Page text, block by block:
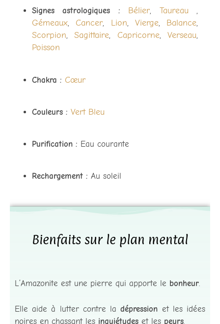
Signes astrologiques : Bélier, Taureau ,
Gémeaux, Cancer, Lion, Vierge, Balance,
Scorpion,Sagittaire, Capricorne,Verseau,
Poisson
Chakra : Cœur
Couleurs : Vert Bleu
Purification : Eau courante
Rechargement : Au soleil
Bienfaits sur le plan mental
L’Amazonite est une pierre qui apporte le bonheur.
Elle aide à lutter contre ladépression et les idées
noires en chassant les inquiétudes et les peurs.